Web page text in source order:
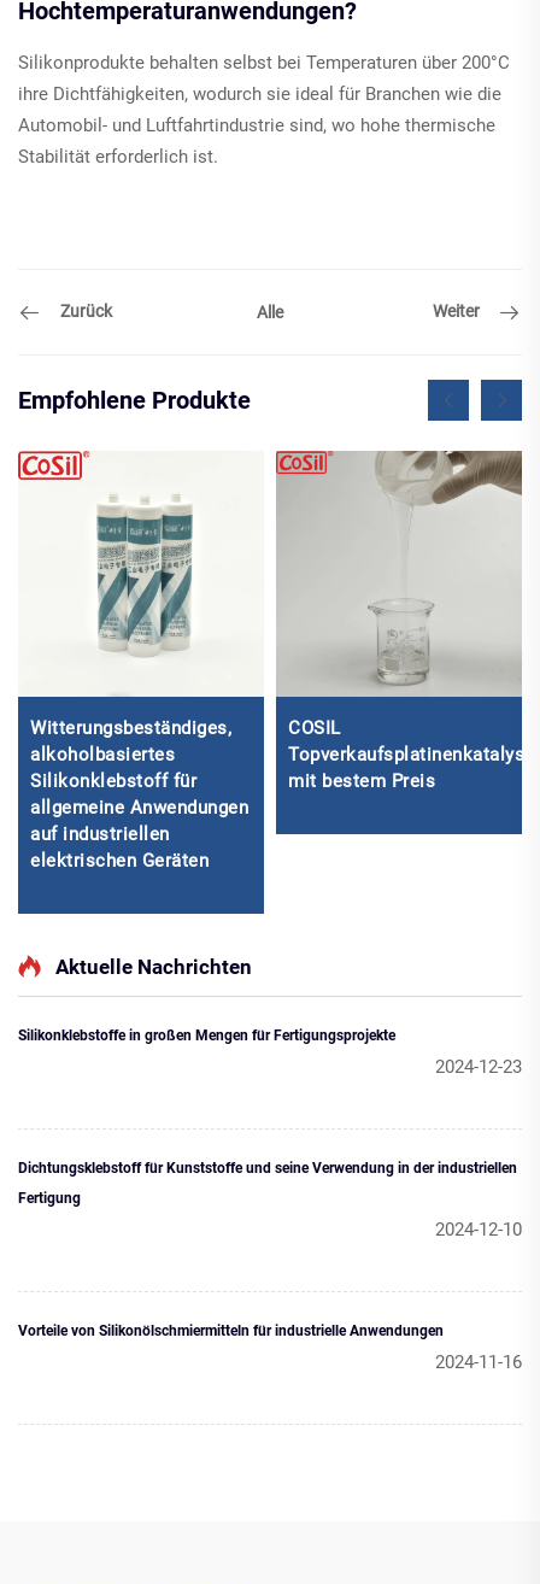
Hochtemperaturanwendungen?
Silikonprodukte behalten selbst bei Temperaturen über 200°C
ihre Dichtfähigkeiten, wodurch sie ideal für Branchen wie die
Automobil- und Luftfahrtindustrie sind, wo hohe thermische
Stabilität erforderlich ist.
Zurück Alle Weiter
Empfohlene Produkte
Witterungsbeständiges,
alkoholbasiertes
Silikonklebstoff für
allgemeine Anwendungen
auf industriellen
elektrischen Geräten
COSIL
mit bestem Preis
Aktuelle Nachrichten
Silikonklebstoffe in großen Mengen für Fertigungsprojekte
2024-12-23
Dichtungsklebstoff für Kunststoffe und seine Verwendung in der industriellen
Fertigung
2024-12-10
Vorteile von Silikonölschmiermitteln für industrielle Anwendungen
2024-11-16